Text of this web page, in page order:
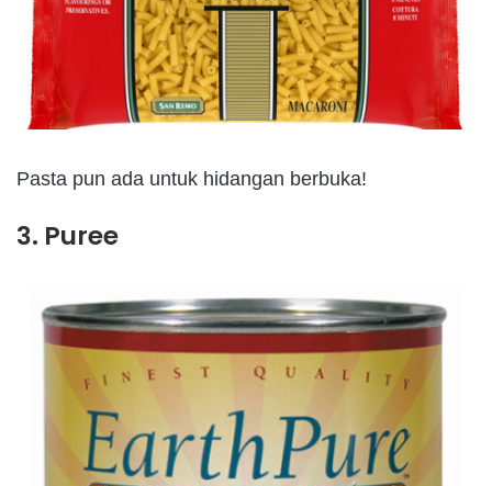
Pasta pun ada untuk hidangan berbuka!
3. Puree